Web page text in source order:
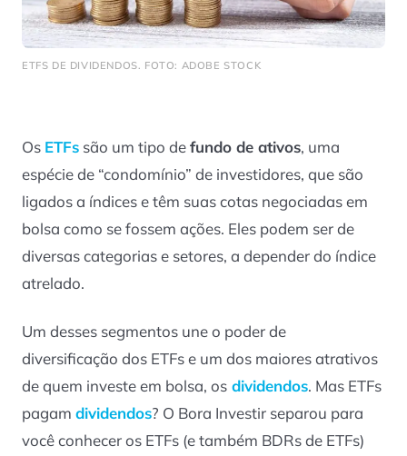
ETFS DE DIVIDENDOS. FOTO: ADOBE STOCK
Os ETFs são um tipo defundo de ativos, uma
espécie de “condomínio” de investidores, que são
ligados a índices e têm suas cotas negociadas em
bolsa como se fossem ações. Eles podem ser de
diversas categorias e setores, a depender do índice
atrelado.
Um desses segmentos une o poder de
diversificação dos ETFs e um dos maiores atrativos
de quem investe em bolsa, os dividendos. Mas ETFs
pagam dividendos? O Bora Investir separou para
você conhecer os ETFs (e também BDRs de ETFs)